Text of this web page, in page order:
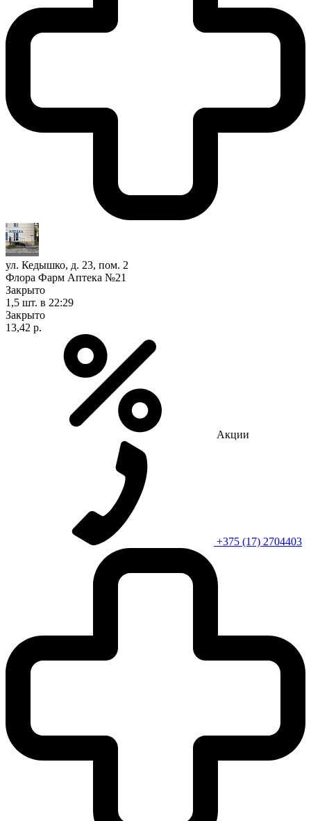
ул. Кедышко, д. 23, пом. 2
Флора Фарм Аптека №21
Закрыто
1,5 шт. в 22:29
Закрыто
13,42 р.
Акции
+375 (17) 2704403